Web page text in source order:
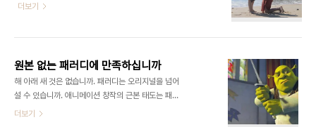
젊은이지만, 부모님이 경영하는 시골 모텔이 파산 직
열리기로 했던 록 페스티벌이 주민의 반대로 취소되
기로..
니다. 이 과정에서 인간은 신보다는 짐승에 가까워집
기에 몸을 해치는 병균이 있다는 걸 본능적으로 알았
기 때문이라고 주장합니다. 그렇다면 부모들은 아기
의 똥기저귀를 갈면서 진화의 유구한 법칙을 거스르
고 있는 셈입니다. 비슷한 시기 개봉하는 전수일 감독
의 와 프랑소와 오종 감독의 는 뜻하지 않은 임신과
더보기
원본 없는 패러디에 만족하십니까
해 아래 새 것은 없습니까. 패러디는 오리지널을 넘어
설 수 있습니까. 애니메이션 창작의 근본 태도는 패러
디였습니다. 늪지대의 녹색 괴물을 주인공으로 등장
더보기